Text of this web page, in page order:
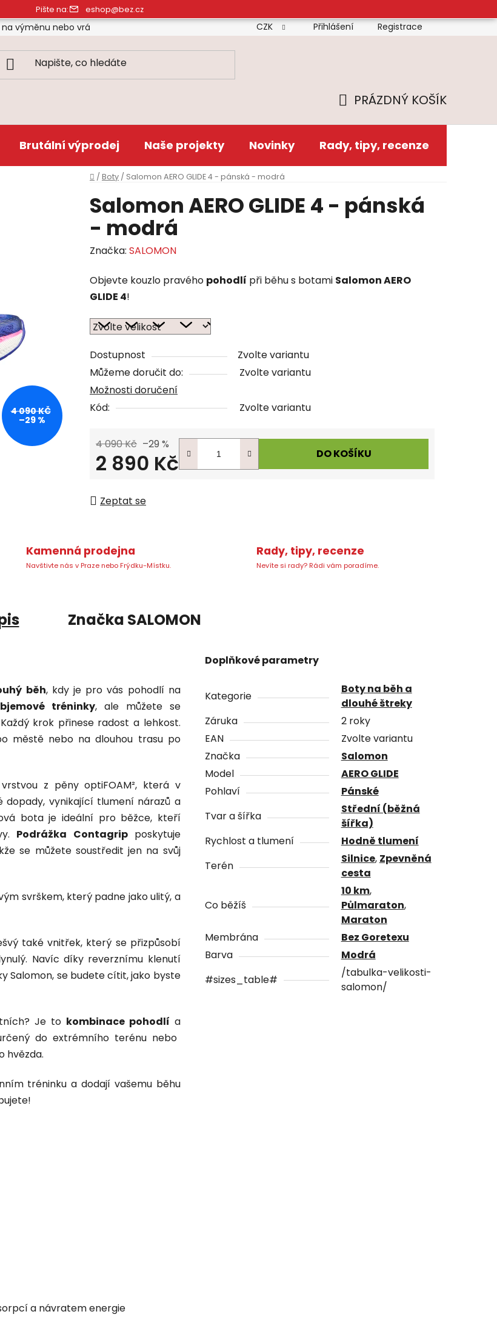
Pište na: eshop@bez.cz
na výměnu nebo vrácení zboží Doprava Platba Reklamační řád
CZK Přihlášení Registrace
KOŠÍK
PRÁZDNÝ KOŠÍK
Brutální výprodej Naše projekty Novinky Rady, tipy, recenze
Domů
/ Boty / Salomon AERO GLIDE 4 - pánská - modrá
Salomon AERO GLIDE 4 - pánská
- modrá
Značka: SALOMON
Objevte kouzlo pravého pohodlí při běhu s botami Salomon AERO
GLIDE 4!
Dostupnost
Zvolte variantu
Můžeme doručit do:
Zvolte variantu
Možnosti doručení
Kód:
Zvolte variantu
4 090 Kč –29 %
2 890 Kč DO KOŠÍKU
Zeptat se
4 090 KČ
–29 %
Kamenná prodejna
Navštivte nás v Praze nebo Frýdku-Místku.
Rady, tipy, recenze
Nevíte si rady? Rádi vám poradíme.
Značka SALOMON
běh, kdy je pro vás pohodlí na
tréninky, ale můžete se
krok přinese radost a lehkost.
městě nebo na dlouhou trasu po
z pěny optiFOAM², která v
dopady, vynikající tlumení nárazů a
bota je ideální pro běžce, kteří
Podrážka Contagripposkytuje
se můžete soustředit jen na svůj
svrškem, který padne jako ulitý, a
také vnitřek, který se přizpůsobí
Navíc díky reverznímu klenutí
Salomon, se budete cítit, jako byste
Je to kombinace pohodlí a
do extrémního terénu nebo
hvězda.
tréninku a dodají vašemu běhu
a návratem energie
Doplňkové parametry
Kategorie
Boty na běh a
dlouhé štreky
Záruka
2 roky
EAN
Zvolte variantu
Značka
Salomon
Model
AERO GLIDE
Pohlaví
Pánské
Tvar a šířka
Střední (běžná
šířka)
Rychlost a tlumení
Hodně tlumení
Terén
Silnice, Zpevněná
cesta
Co běžíš
10 km,
Půlmaraton,
Maraton
Membrána
Bez Goretexu
Barva
Modrá
#sizes_table#
/tabulka-velikosti-
salomon/